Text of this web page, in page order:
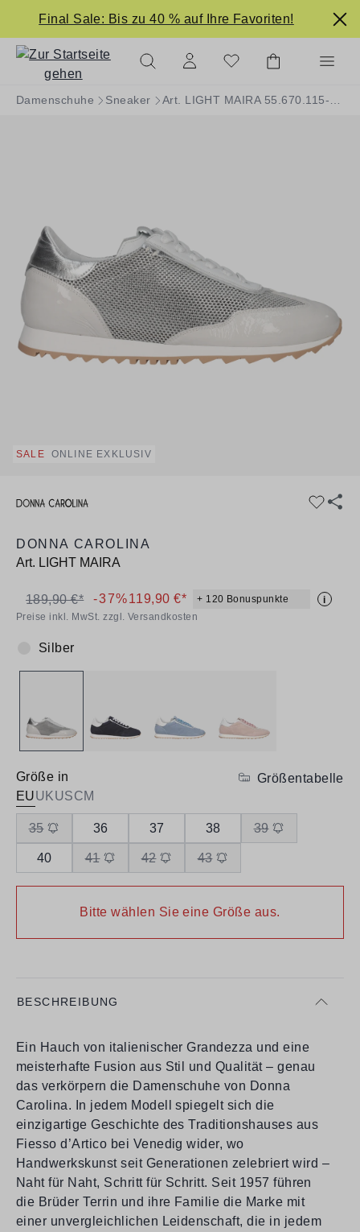
springen
Final Sale: Bis zu 40 % auf Ihre Favoriten!
Damenschuhe Sneaker
SALE ONLINE EXKLUSIV
DONNA CAROLINA
Art. LIGHT MAIRA
119,90 €* + 120 Bonuspunkte i
189,90 €* -37%
Preise inkl. MwSt. zzgl. Versandkosten
Farbe:
Silber
Größe in
EUUKUSCM
Größentabelle
35 36 37 38 39
40 41 42 43
Bitte wählen Sie eine Größe aus.
BESCHREIBUNG
Ein Hauch von italienischer Grandezza und eine
meisterhafte Fusion aus Stil und Qualität – genau
das verkörpern die Damenschuhe von Donna
Carolina. In jedem Modell spiegelt sich die
einzigartige Geschichte des Traditionshauses aus
Fiesso d’Artico bei Venedig wider, wo
Handwerkskunst seit Generationen zelebriert wird –
Naht für Naht, Schritt für Schritt. Seit 1957 führen
die Brüder Terrin und ihre Familie die Marke mit
einer unvergleichlichen Leidenschaft, die in jedem